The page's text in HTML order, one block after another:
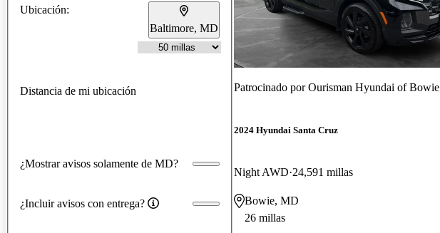
Ubicación:
Baltimore, MD
Distancia de mi ubicación
¿Mostrar avisos solamente de MD?
¿Incluir avisos con entrega?
Patrocinado porOurisman Hyundai of Bowie
2024 Hyundai Santa Cruz
Night AWD 24,591 millas
Bowie, MD
26 millas